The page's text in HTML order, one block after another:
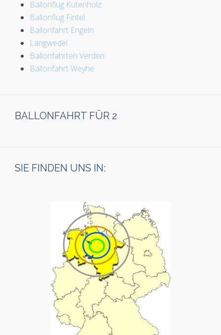
Ballonflug Kutenholz
Ballonflug Fintel
Ballonfahrt Engeln
Langwedel
Ballonfahrten Verden
Ballonfahrt Weyhe
BALLONFAHRT FÜR 2
SIE FINDEN UNS IN: